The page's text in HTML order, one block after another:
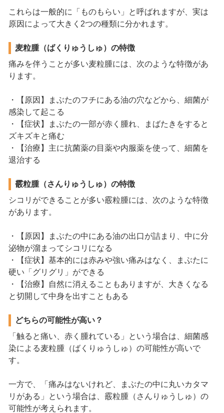
これらは一般的に「ものもらい」と呼ばれますが、実は
原因によって大きく2つの種類に分かれます。
麦粒腫（ばくりゅうしゅ）の特徴
痛みを伴うことが多い麦粒腫には、次のような特徴があ
ります。
・【原因】まぶたのフチにある油の穴などから、細菌が
感染して起こる
・【症状】まぶたの一部が赤く腫れ、まばたきをすると
ズキズキと痛む
・【治療】主に抗菌薬の目薬や内服薬を使って、細菌を
退治する
霰粒腫（さんりゅうしゅ）の特徴
シコリができることが多い霰粒腫には、次のような特徴
があります。
・【原因】まぶたの中にある油の出口が詰まり、中に分
泌物が溜まってシコリになる
・【症状】基本的には赤みや強い痛みはなく、まぶたに
硬い「グリグリ」ができる
・【治療】自然に消えることもありますが、大きくなる
と切開して中身を出すこともある
どちらの可能性が高い？
「触ると痛い、赤く腫れている」という場合は、細菌感
染による麦粒腫（ばくりゅうしゅ）の可能性が高いで
す。
一方で、「痛みはないけれど、まぶたの中に丸いカタマ
リがある」という場合は、霰粒腫（さんりゅうしゅ）の
可能性が考えられます。